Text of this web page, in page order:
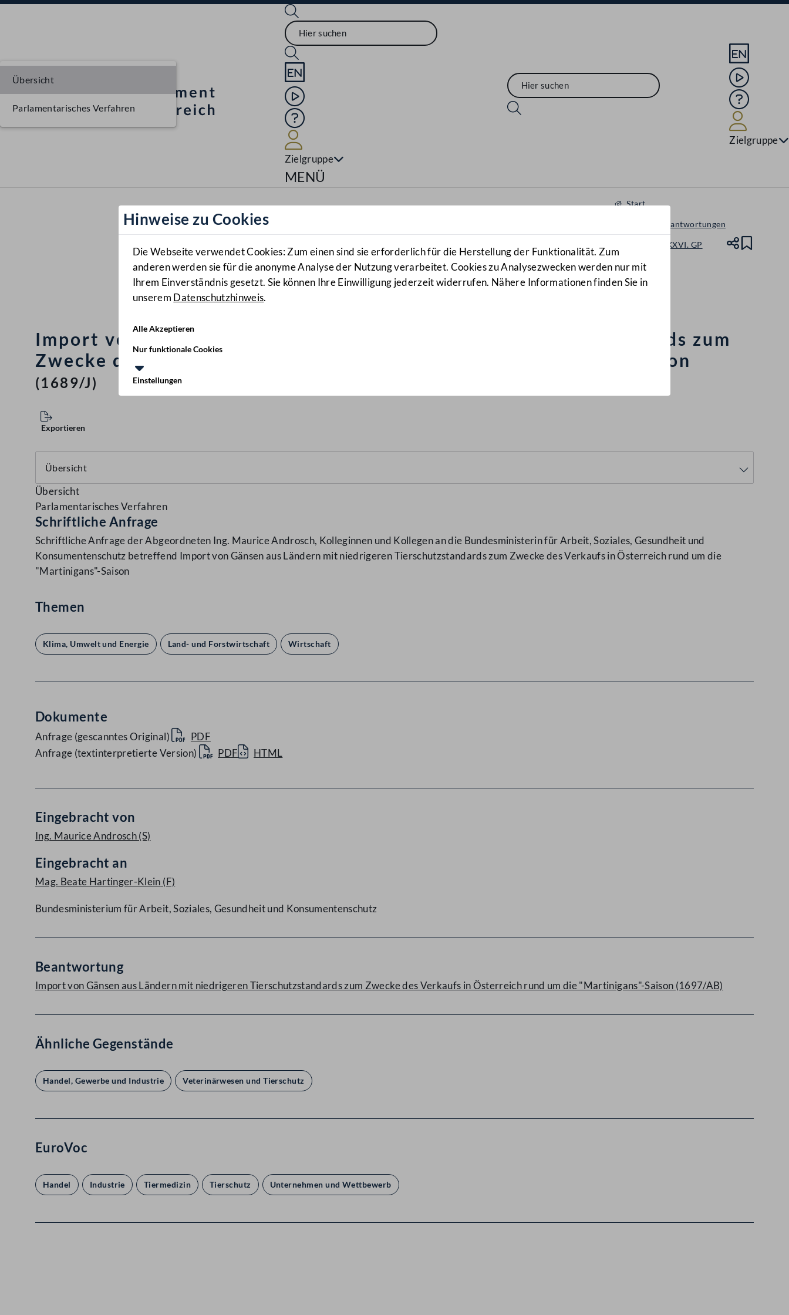
Sprache English
Mediathek
Hilfe
Zielgruppe
Navigationsmenü öffnen
MENÜ
Sprache
Mediathek
Hilfe
Zielgruppe
Hinweise zu Cookies
Die Webseite verwendet Cookies: Zum einen sind sie erforderlich für die Herstellung der Funktionalität. Zum
anderen werden sie für die anonyme Analyse der Nutzung verarbeitet. Cookies zu Analysezwecken werden nur mit
Ihrem Einverständnis gesetzt. Sie können Ihre Einwilligung jederzeit widerrufen. Nähere Informationen finden Sie in
unserem Datenschutzhinweis.
Alle Akzeptieren
Nur funktionale Cookies
Einstellungen
Start
Anfragen & Beantwortungen
Nationalrat - XXVI. GP
Anfragen
1689/J
Import von Gänsen aus Ländern mit niedrigeren Tierschutzstandards zum
Zwecke des Verkaufs in Österreich rund um die "Martinigans"-Saison
(1689/J)
Exportieren
Übersicht
Parlamentarisches Verfahren
Übersicht
Parlamentarisches Verfahren
Schriftliche Anfrage
Schriftliche Anfrage der Abgeordneten Ing. Maurice Androsch, Kolleginnen und Kollegen an die Bundesministerin für Arbeit, Soziales, Gesundheit und
Konsumentenschutz betreffend Import von Gänsen aus Ländern mit niedrigeren Tierschutzstandards zum Zwecke des Verkaufs in Österreich rund um die
"Martinigans"-Saison
Themen
Klima, Umwelt und Energie Land- und Forstwirtschaft Wirtschaft
Dokumente
Anfrage (gescanntes Original)
PDF
Anfrage (textinterpretierte Version)
PDF HTML
Eingebracht von
Ing. Maurice Androsch(S)
Eingebracht an
Mag. Beate Hartinger-Klein (F)
Bundesministerium für Arbeit, Soziales, Gesundheit und Konsumentenschutz
Beantwortung
Import von Gänsen aus Ländern mit niedrigeren Tierschutzstandards zum Zwecke des Verkaufs in Österreich rund um die "Martinigans"-Saison (1697/AB)
Ähnliche Gegenstände
Handel, Gewerbe und Industrie Veterinärwesen und Tierschutz
EuroVoc
Handel Industrie Tiermedizin Tierschutz Unternehmen und Wettbewerb